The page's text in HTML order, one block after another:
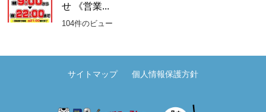
せ 《営業...
104件のビュー
サイトマップ 個人情報保護方針